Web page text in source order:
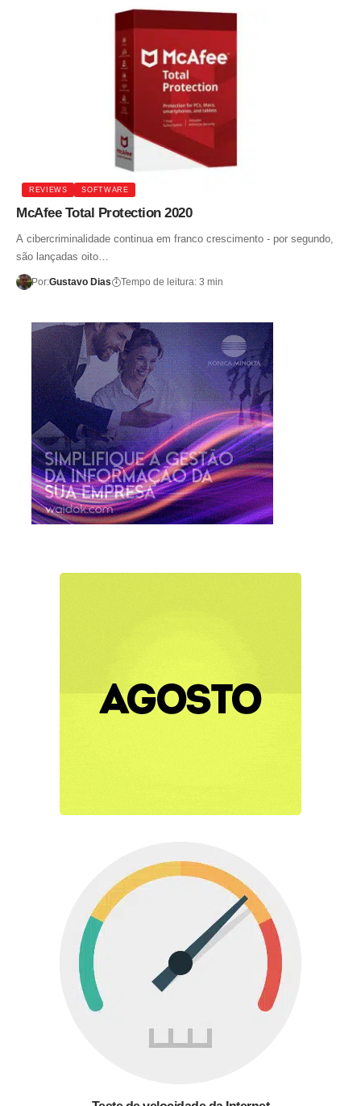
REVIEWS SOFTWARE
McAfee Total Protection 2020
A cibercriminalidade continua em franco crescimento - por segundo,
são lançadas oito…
Por:Gustavo Dias Tempo de leitura: 3 min